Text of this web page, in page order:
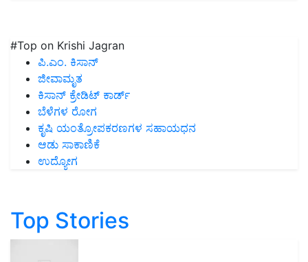
#Top on Krishi Jagran
ಪಿ.ಎಂ. ಕಿಸಾನ್
ಜೀವಾಮೃತ
ಕಿಸಾನ್ ಕ್ರೇಡಿಟ್ ಕಾರ್ಡ್
ಬೆಳೆಗಳ ರೋಗ
ಕೃಷಿ ಯಂತ್ರೋಪಕರಣಗಳ ಸಹಾಯಧನ
ಆಡು ಸಾಕಾಣಿಕೆ
ಉದ್ಯೋಗ
Top Stories